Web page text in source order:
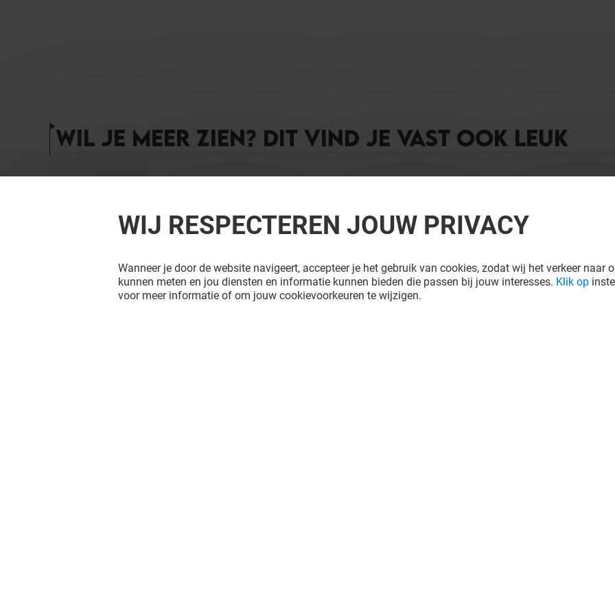
WIL JE MEER ZIEN? DIT VIND JE VAST OOK LEUK
WIJ RESPECTEREN JOUW PRIVACY
Wanneer je door de website navigeert, accepteer je het gebruik van cookies, zodat wij het verkeer naar
kunnen meten en jou diensten en informatie kunnen bieden die passen bij jouw interesses. Klik op
voor meer informatie of om jouw cookievoorkeuren te wijzigen.